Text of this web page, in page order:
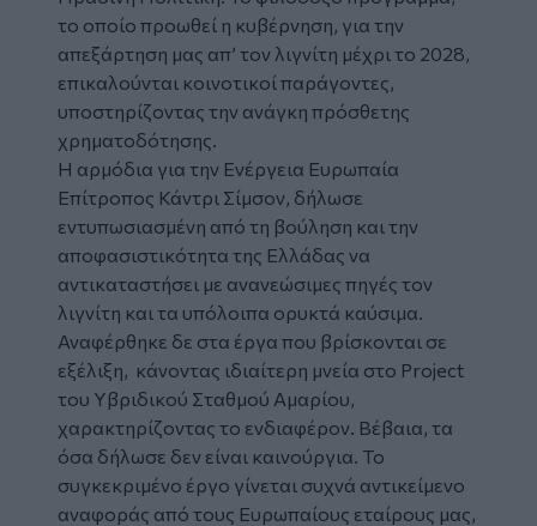
το οποίο προωθεί η κυβέρνηση, για την
απεξάρτηση μας απ’ τον λιγνίτη μέχρι το 2028,
επικαλούνται κοινοτικοί παράγοντες,
υποστηρίζοντας την ανάγκη πρόσθετης
χρηματοδότησης.
Η αρμόδια για την Ενέργεια Ευρωπαία
Επίτροπος Κάντρι Σίμσον, δήλωσε
εντυπωσιασμένη από τη βούληση και την
αποφασιστικότητα της Ελλάδας να
αντικαταστήσει με ανανεώσιμες πηγές τον
λιγνίτη και τα υπόλοιπα ορυκτά καύσιμα.
Αναφέρθηκε δε στα έργα που βρίσκονται σε
εξέλιξη, κάνοντας ιδιαίτερη μνεία στο Project
του Υβριδικού Σταθμού Αμαρίου,
χαρακτηρίζοντας το ενδιαφέρον. Βέβαια, τα
όσα δήλωσε δεν είναι καινούργια. Το
συγκεκριμένο έργο γίνεται συχνά αντικείμενο
αναφοράς από τους Ευρωπαίους εταίρους μας,